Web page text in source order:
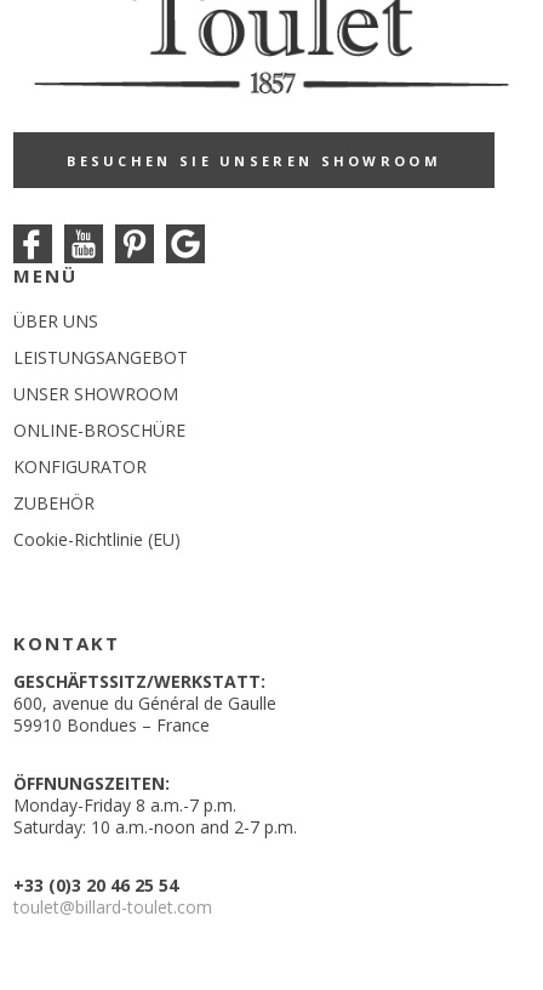
BESUCHEN SIE UNSEREN SHOWROOM
MENÜ
ÜBER UNS
LEISTUNGSANGEBOT
UNSER SHOWROOM
ONLINE-BROSCHÜRE
KONFIGURATOR
ZUBEHÖR
Cookie-Richtlinie (EU)
KONTAKT
GESCHÄFTSSITZ/WERKSTATT:
600, avenue du Général de Gaulle
59910 Bondues – France
ÖFFNUNGSZEITEN:
Monday-Friday 8 a.m.-7 p.m.
Saturday: 10 a.m.-noon and 2-7 p.m.
+33 (0)3 20 46 25 54
toulet@billard-toulet.com